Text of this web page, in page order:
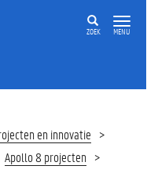
ZOEK MENU
en innovatie
Apollo 8 projecten